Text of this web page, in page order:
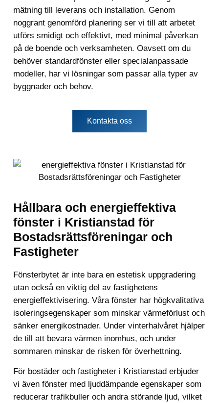
mätning till leverans och installation. Genom
noggrant genomförd planering ser vi till att arbetet
utförs smidigt och effektivt, med minimal påverkan
på de boende och verksamheten. Oavsett om du
behöver standardfönster eller specialanpassade
modeller, har vi lösningar som passar alla typer av
byggnader och behov.
Kontakta oss
Hållbara och energieffektiva
fönster i Kristianstad för
Bostadsrättsföreningar och
Fastigheter
Fönsterbytet är inte bara en estetisk uppgradering
utan också en viktig del av fastighetens
energieffektivisering. Våra fönster har högkvalitativa
isoleringsegenskaper som minskar värmeförlust och
sänker energikostnader. Under vinterhalvåret hjälper
de till att bevara värmen inomhus, och under
sommaren minskar de risken för överhettning.
För bostäder och fastigheter i Kristianstad erbjuder
vi även fönster med ljuddämpande egenskaper som
reducerar trafikbuller och andra störande ljud, vilket